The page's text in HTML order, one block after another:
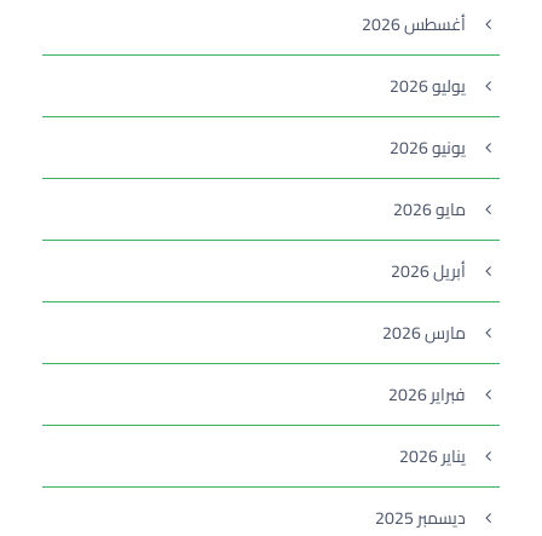
أغسطس 2026
يوليو 2026
يونيو 2026
مايو 2026
أبريل 2026
مارس 2026
فبراير 2026
يناير 2026
ديسمبر 2025